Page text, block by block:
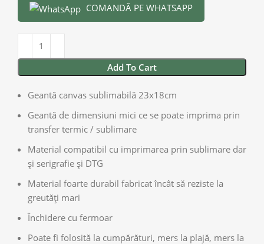
COMANDĂ PE WHATSAPP
Add To Cart
Geantă canvas sublimabilă 23x18cm
Geantă de dimensiuni mici ce se poate imprima prin
transfer termic / sublimare
Material compatibil cu imprimarea prin sublimare dar
și serigrafie și DTG
Material foarte durabil fabricat încât să reziste la
greutăți mari
Închidere cu fermoar
Poate fi folosită la cumpărături, mers la plajă, mers la